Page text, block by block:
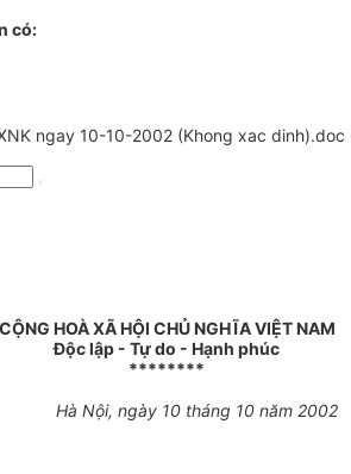
có:
ngay 10-10-2002 (Khong xac dinh).doc
CỘNG HOÀ XÃ HỘI CHỦ NGHĨA VIỆT NAM
Độc lập - Tự do - Hạnh phúc
********
Hà Nội, ngày 10 tháng 10 năm 2002